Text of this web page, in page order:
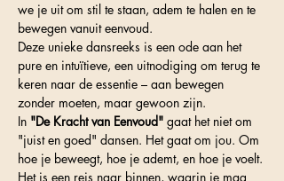
we je uit om stil te staan, adem te halen en te
bewegen vanuit eenvoud.
Deze unieke dansreeks is een ode aan het
pure en intuïtieve, een uitnodiging om terug te
keren naar de essentie – aan bewegen
zonder moeten, maar gewoon zijn.
In "De Kracht van Eenvoud" gaat het niet om
"juist en goed" dansen. Het gaat om jou. Om
hoe je beweegt, hoe je ademt, en hoe je voelt.
Het is een reis naar binnen, waarin je mag